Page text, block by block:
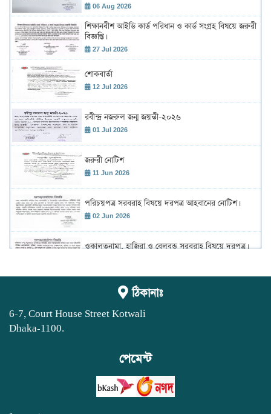
06 Aug 2026
শিক্ষানবীশ আইডি কার্ড পরিধান ও কার্ড সংগ্রহ বিষয়ে জরুরী
বিজ্ঞপ্তি।
27 Jul 2026
শোকবার্তা
12 Jul 2026
রবীন্দ্র নজরুল জন্ম জয়ন্তী-২০২৬
01 Jul 2026
জরুরী নোটিশ
11 Jun 2026
পরিচয়পত্র সরবরাহ বিষয়ে দরপত্র আহবানের নোটিশ।
02 Jun 2026
ওকালতনামা, হাজিরা ও বেলবন্ড সরবরাহ বিষয়ে দরপত্র।
শহীদ রাস্ট্রপতি জিয়াউর রহমান এর ৪৫তম শাহাদাৎ বার্ষিকী
উদ্ যাপন উপলক্ষে আলোচনা সভা ও দেয়া মাহফিল
বার্ষিক সাধারণ সভা
03 May 2026
ঠিকানাঃ
6-7, Court House Street Kotwali
Dhaka-1100.
পেমেন্ট